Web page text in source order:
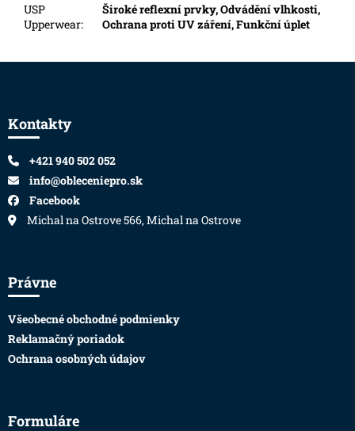
USP
Upperwear:
Široké reflexní prvky, Odvádění vlhkosti,
Ochrana proti UV záření, Funkční úplet
Kontakty
+421 940 502 052
info@obleceniepro.sk
Facebook
Michal na Ostrove 566, Michal na Ostrove
Právne
Všeobecné obchodné podmienky
Reklamačný poriadok
Ochrana osobných údajov
Formuláre